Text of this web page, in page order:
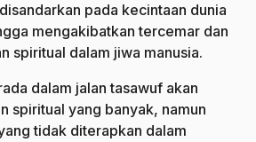
pada kecintaan dunia
mengakibatkan tercemar dan
spiritual dalam jiwa manusia.
dalam jalan tasawuf akan
spiritual yang banyak, namun
tidak diterapkan dalam